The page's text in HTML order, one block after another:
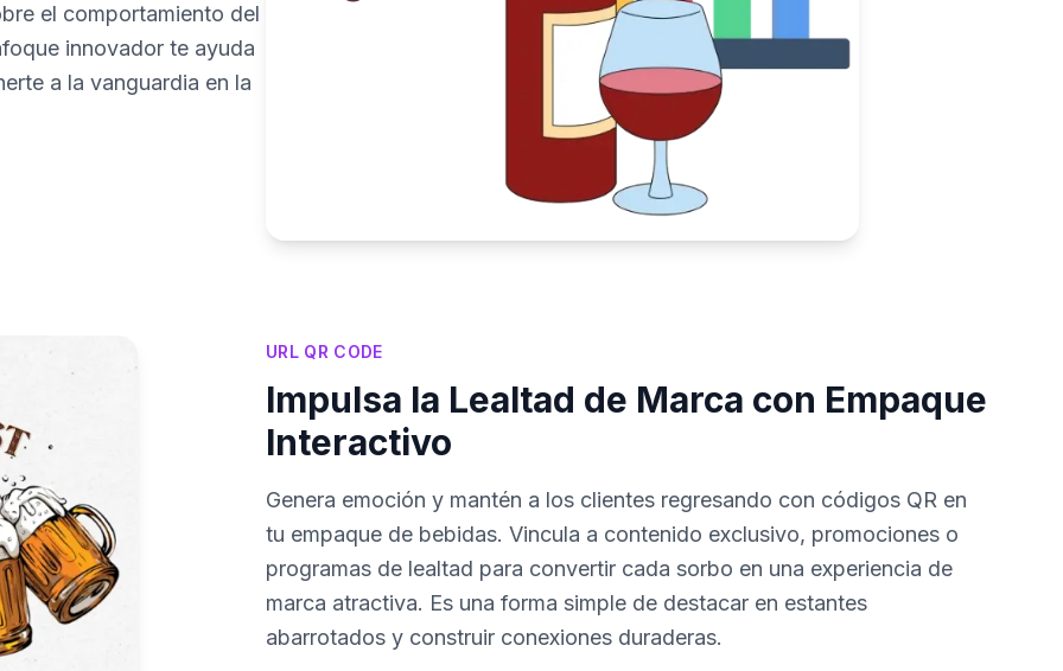
el comportamiento del
innovador te ayuda
a la vanguardia en la
URL QR CODE
Impulsa la Lealtad de Marca con Empaque
Interactivo
Genera emoción y mantén a los clientes regresando con códigos QR en
tu empaque de bebidas. Vincula a contenido exclusivo, promociones o
programas de lealtad para convertir cada sorbo en una experiencia de
marca atractiva. Es una forma simple de destacar en estantes
abarrotados y construir conexiones duraderas.